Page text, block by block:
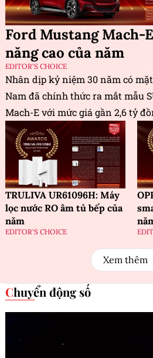
Ford Mustang Mach-
năng cao của năm
EDITOR'S CHOICE
Nhân dịp kỷ niệm 30 năm có
Nam đã chính thức ra mắt mẫu
Mach-E với mức giá gần 2,6 tỷ
TRULIVA UR61096H: Máy
lọc nước RO âm tủ bếp của
năm
EDITOR'S CHOICE
Xem thêm
Chuyển động số